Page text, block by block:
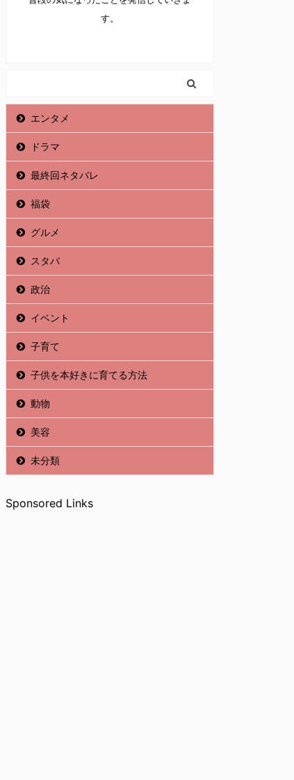
す。
エンタメ
ドラマ
最終回ネタバレ
福袋
グルメ
スタバ
政治
イベント
子育て
子供を本好きに育てる方法
動物
美容
未分類
Sponsored Links